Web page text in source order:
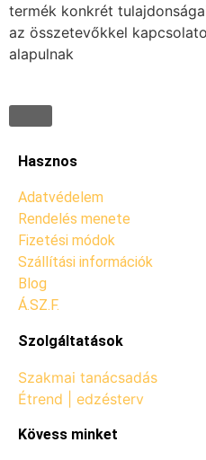
termék konkrét
az összetevőkkel
alapulnak
Hasznos
Adatvédelem
Rendelés menete
Fizetési módok
Szállítási információk
Blog
Á.SZ.F.
Szolgáltatások
Szakmai tanácsadás
Étrend | edzésterv
Kövess minket